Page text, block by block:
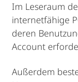
Im Leseraum
internetfähige
deren
Account
Außerdem